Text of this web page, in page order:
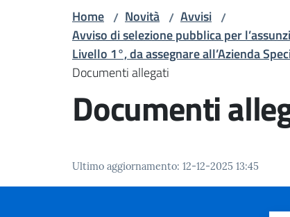
Home / Novità / Avvisi /
Avviso di selezione pubblica per
Livello 1°, da assegnare all’Azienda
Documenti allegati
Documenti
Ultimo aggiornamento: 12-12-2025 13:45